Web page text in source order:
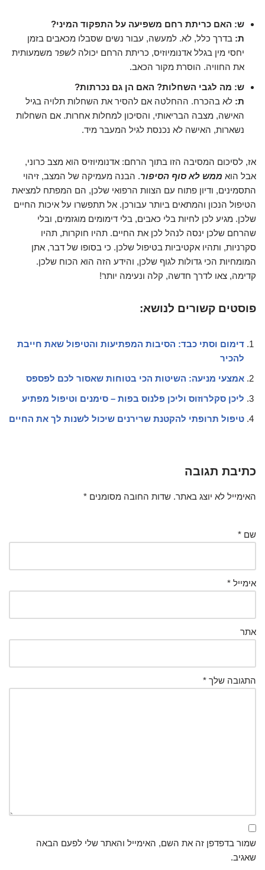
ש: האם כריתת רחם משפיעה על התפקוד המיני?
ת: בדרך כלל, לא. למעשה, עבור נשים שסבלו מכאבים בזמן
יחסי מין בגלל אדנומיוזיס, כריתת הרחם יכולה לשפר משמעותית
את החוויה. הוסרת מקור הכאב.
ש: מה לגבי השחלות? האם הן גם נכרתות?
ת: לא בהכרח. ההחלטה אם להסיר את השחלות תלויה בגיל
האישה, מצבה הבריאותי, והסיכון למחלות אחרות. אם השחלות
נשארות, האישה לא נכנסת לגיל המעבר מיד.
אז, לסיכום המסיבה הזו בתוך הרחם: אדנומיוזיס הוא מצב כרוני,
אבל הוא ממש לא סוף הסיפור. הבנה מעמיקה של המצב, זיהוי
התסמינים, ודיון פתוח עם הצוות הרפואי שלכן, הם המפתח למציאת
הטיפול הנכון והמתאים ביותר עבורכן. אל תתפשרו על איכות החיים
שלכן. מגיע לכן לחיות בלי כאבים, בלי דימומים מוגזמים, ובלי
שהרחם שלכן ינסה לנהל לכן את החיים. תהיו חוקרות, תהיו
סקרניות, ותהיו אקטיביות בטיפול שלכן. כי בסופו של דבר, אתן
המומחיות הכי גדולות לגוף שלכן, והידע הזה הוא הכוח שלכן.
קדימה, צאו לדרך חדשה, קלה ונעימה יותר!
פוסטים קשורים לנושא:
דימום וסתי כבד: הסיבות המפתיעות והטיפול שאת חייבת
להכיר
אמצעי מניעה: השיטות הכי בטוחות שאסור לכם לפספס
ליכן סקלרוזוס וליכן פלנוס בפות – סימנים וטיפול מפתיע
טיפול תרופתי להקטנת שרירנים שיכול לשנות לך את החיים
כתיבת תגובה
האימייל לא יוצג באתר. שדות החובה מסומנים *
שם *
אימייל *
אתר
התגובה שלך *
שמור בדפדפן זה את השם, האימייל והאתר שלי לפעם הבאה
שאגיב.